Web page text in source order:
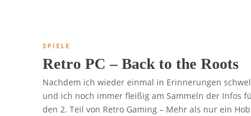
SPIELE
Retro PC – Back to the Roots
Nachdem ich wieder einmal in Erinnerungen
und ich noch immer fleißig am Sammeln der Infos
den 2. Teil von Retro Gaming – Mehr als nur ein